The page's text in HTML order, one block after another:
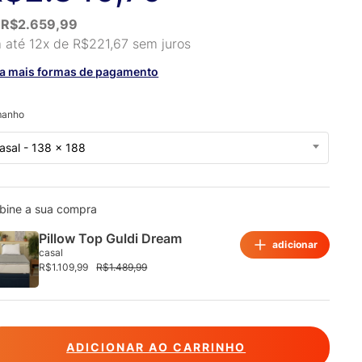
R$2.659,99
até 12x de R$221,67 sem juros
mais formas de pagamento
- 138 x 188
a sua compra
Pillow Top Guldi Dream
casal
R$1.109,99 R$1.489,99
adicionar
ADICIONAR AO CARRINHO